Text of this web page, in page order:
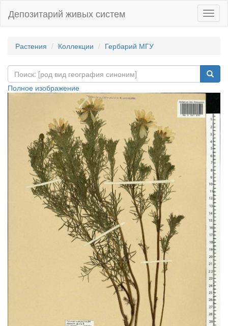
Депозитарий живых систем
Растения Коллекции Гербарий МГУ
Полное изображение